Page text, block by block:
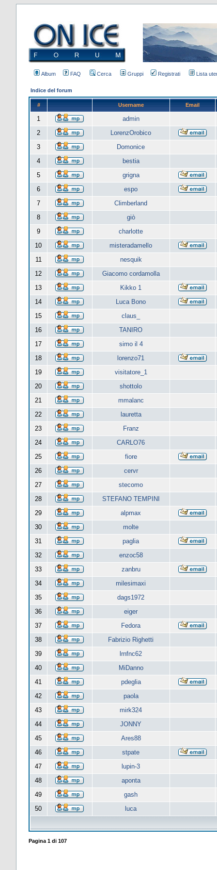
Album FAQ Cerca Gruppi Registrati Lista
Indice del forum
# Username Email
1
admin
2
LorenzOrobico
3
Domonice
4
bestia
5
grigna
6
espo
7
Climberland
8
giò
9
charlotte
10
misteradamello
11
nesquik
12
Giacomo cordamolla
13
Kikko 1
14
Luca Bono
15
claus_
16
TANIRO
17
simo il 4
18
lorenzo71
19
visitatore_1
20
shottolo
21
mmalanc
22
lauretta
23
Franz
24
CARLO76
25
fiore
26
cervr
27
stecomo
28
STEFANO TEMPINI
29
alpmax
30
molte
31
paglia
32
enzoc58
33
zanbru
34
milesimaxi
35
dags1972
36
eiger
37
Fedora
38
Fabrizio Righetti
39
lrnfnc62
40
MiDanno
41
pdeglia
42
paola
43
mirk324
44
JONNY
45
Ares88
46
stpate
47
lupin-3
48
aponta
49
gash
50
luca
Pagina 1di 107